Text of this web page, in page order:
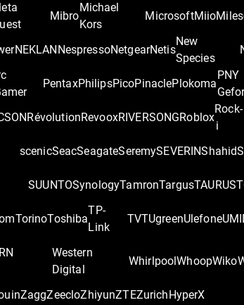
Mibro
Michael
Kors
MicrosoftMiio
NEKLANNespressoNetgearNetis
New
Species
PentaxPhilipsPicoPinaclePlokoma
PNY
RévolutionRevooxRIVERSONGRoblox
Rock-
i
scenicSeacSeagateSeremySEVERINShahid
SUUNTOSynologyTamronTargusTAURUS
TorinoToshiba
TP-
Link
TVTUgreenUlefone
Western
Digital
WhirlpoolWhoopWiko
ZaggZeecloZhiyunZTEZurich‎HyperX